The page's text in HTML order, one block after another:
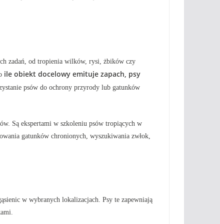
zadań, od tropienia wilków, rysi, żbików czy
ile obiekt docelowy emituje zapach, psy
psów do ochrony przyrody lub gatunków
Są ekspertami w szkoleniu psów tropiących w
gatunków chronionych, wyszukiwania zwłok,
w wybranych lokalizacjach. Psy te zapewniają